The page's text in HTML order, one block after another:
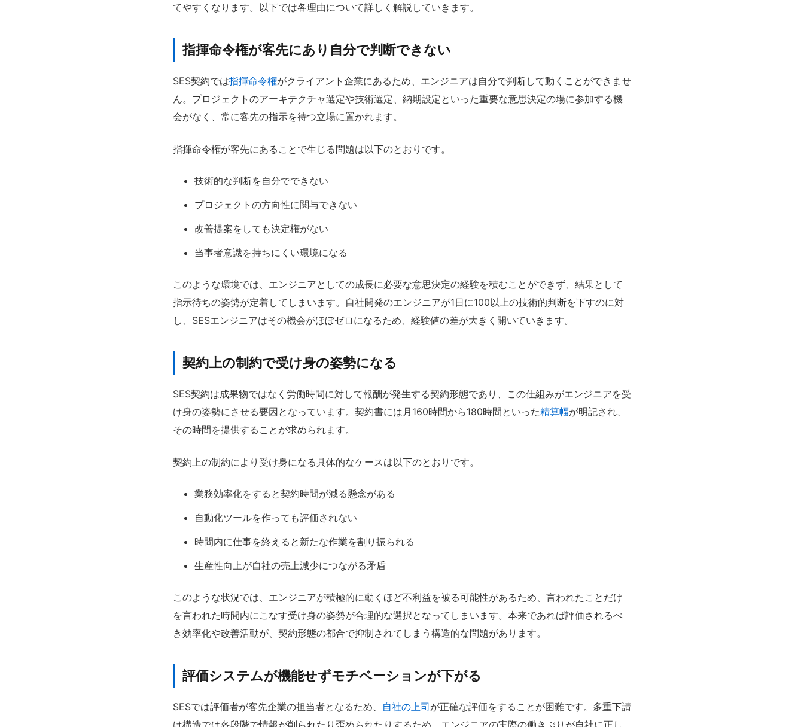
てやすくなります。以下では各理由について詳しく解説していきます。
指揮命令権が客先にあり自分で判断できない
SES契約では指揮命令権がクライアント企業にあるため、エンジニアは自分で判断して動くことができませ
ん。プロジェクトのアーキテクチャ選定や技術選定、納期設定といった重要な意思決定の場に参加する機
会がなく、常に客先の指示を待つ立場に置かれます。
指揮命令権が客先にあることで生じる問題は以下のとおりです。
技術的な判断を自分でできない
プロジェクトの方向性に関与できない
改善提案をしても決定権がない
当事者意識を持ちにくい環境になる
このような環境では、エンジニアとしての成長に必要な意思決定の経験を積むことができず、結果として
指示待ちの姿勢が定着してしまいます。自社開発のエンジニアが1日に100以上の技術的判断を下すのに対
し、SESエンジニアはその機会がほぼゼロになるため、経験値の差が大きく開いていきます。
契約上の制約で受け身の姿勢になる
SES契約は成果物ではなく労働時間に対して報酬が発生する契約形態であり、この仕組みがエンジニアを受
け身の姿勢にさせる要因となっています。契約書には月160時間から180時間といった精算幅が明記され、
その時間を提供することが求められます。
契約上の制約により受け身になる具体的なケースは以下のとおりです。
業務効率化をすると契約時間が減る懸念がある
自動化ツールを作っても評価されない
時間内に仕事を終えると新たな作業を割り振られる
生産性向上が自社の売上減少につながる矛盾
このような状況では、エンジニアが積極的に動くほど不利益を被る可能性があるため、言われたことだけ
を言われた時間内にこなす受け身の姿勢が合理的な選択となってしまいます。本来であれば評価されるべ
き効率化や改善活動が、契約形態の都合で抑制されてしまう構造的な問題があります。
評価システムが機能せずモチベーションが下がる
SESでは評価者が客先企業の担当者となるため、 自社の上司が正確な評価をすることが困難です。多重下請
け構造では各段階で情報が削られたり歪められたりするため、エンジニアの実際の働きぶりが自社に正し